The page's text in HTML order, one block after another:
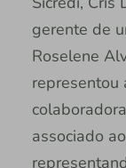
gerente de
Roselene
representou
associado